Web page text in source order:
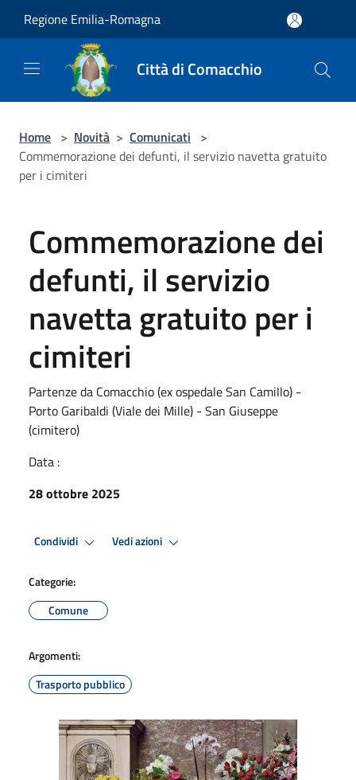
Regione Emilia-Romagna
Città di Comacchio
Home > Novità > Comunicati >
Commemorazione dei defunti, il servizio navetta gratuito
per i cimiteri
Commemorazione dei
defunti, il servizio
navetta gratuito per i
cimiteri
Partenze da Comacchio (ex ospedale San Camillo) -
Porto Garibaldi (Viale dei Mille) - San Giuseppe
(cimitero)
Data :
28 ottobre 2025
Condividi Vedi azioni
Categorie:
Comune
Argomenti:
Trasporto pubblico